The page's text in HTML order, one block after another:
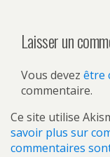
Laisser un
Vous devez être
commentaire.
Ce site utilise
savoir plus sur
commentaires